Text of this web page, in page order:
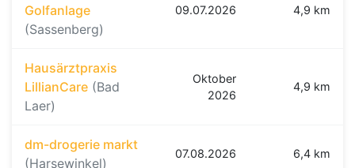
Golfanlage
(Sassenberg)
09.07.2026 4,9 km
Hausärztpraxis
LillianCare (Bad
Laer)
Oktober
2026
4,9 km
dm-drogerie markt
(Harsewinkel)
07.08.2026 6,4 km